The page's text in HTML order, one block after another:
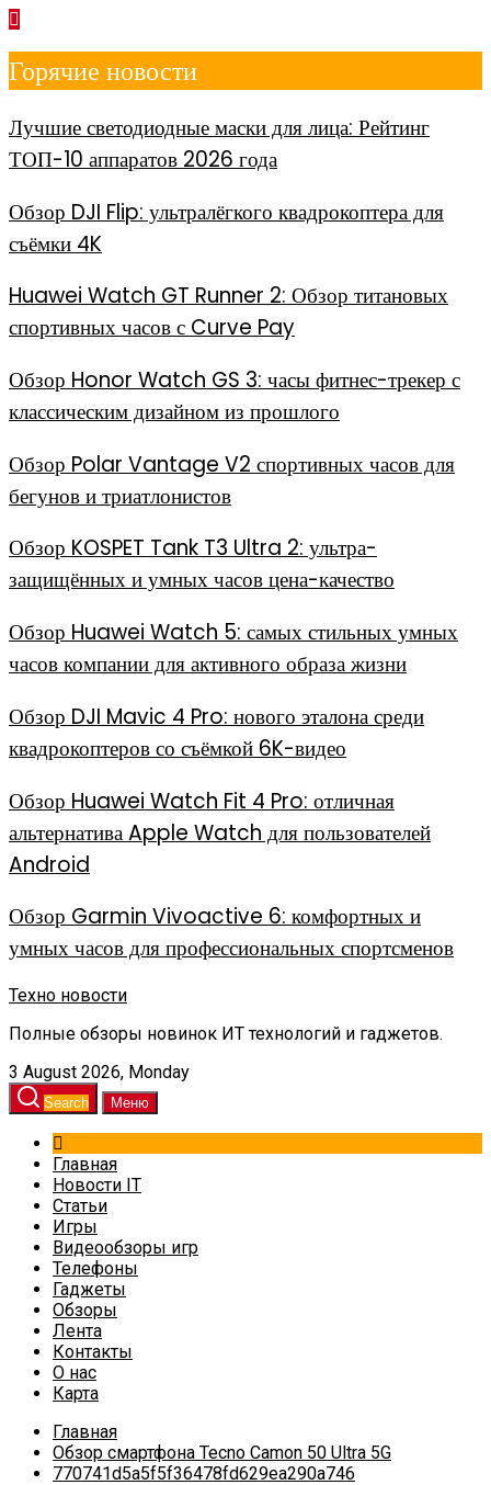
к
содержимому
Горячие новости
Лучшие светодиодные маски для лица: Рейтинг
ТОП-10 аппаратов 2026 года
Обзор DJI Flip: ультралёгкого квадрокоптера для
съёмки 4K
Huawei Watch GT Runner 2: Обзор титановых
спортивных часов с Curve Pay
Обзор Honor Watch GS 3: часы фитнес-трекер с
классическим дизайном из прошлого
Обзор Polar Vantage V2 спортивных часов для
бегунов и триатлонистов
Обзор KOSPET Tank T3 Ultra 2: ультра-
защищённых и умных часов цена-качество
Обзор Huawei Watch 5: самых стильных умных
часов компании для активного образа жизни
Обзор DJI Mavic 4 Pro: нового эталона среди
квадрокоптеров со съёмкой 6K-видео
Обзор Huawei Watch Fit 4 Pro: отличная
альтернатива Apple Watch для пользователей
Android
Обзор Garmin Vivoactive 6: комфортных и
умных часов для профессиональных спортсменов
Техно новости
Полные обзоры новинок ИТ технологий и гаджетов.
3 August 2026, Monday
Search Меню
Главная
Новости IT
Статьи
Игры
Видеообзоры игр
Телефоны
Гаджеты
Обзоры
Лента
Контакты
О нас
Карта
Главная
Обзор смартфона Tecno Camon 50 Ultra 5G
770741d5a5f5f36478fd629ea290a746